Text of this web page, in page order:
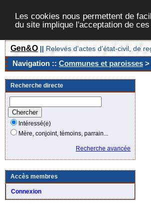
Les cookies nous permettent de
du site implique l'acceptation de
Gen&O || Relevés d'actes d'état-civil, de
Navigation :: Communes et paroisses >
Recherche directe
Intéressé(e)
Mère, conjoint, témoins, parrain...
Recherche avancée
Accès membres
Connexion